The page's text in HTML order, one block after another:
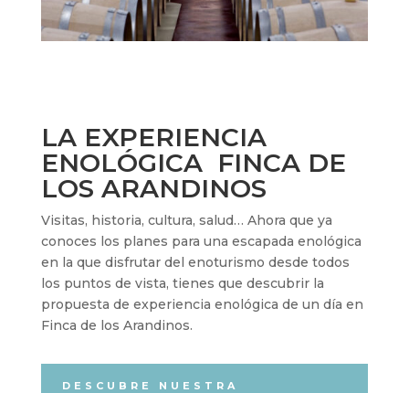
LA EXPERIENCIA
ENOLÓGICA FINCA DE
LOS ARANDINOS
Visitas, historia, cultura, salud… Ahora que ya
conoces los planes para una escapada enológica
en la que disfrutar del enoturismo desde todos
los puntos de vista, tienes que descubrir la
propuesta de experiencia enológica de un día en
Finca de los Arandinos.
DESCUBRE NUESTRA